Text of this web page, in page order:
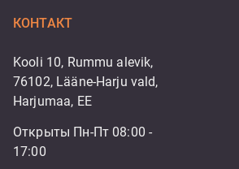
КОНТАКТ
Kooli 10, Rummu alevik,
76102, Lääne-Harju vald,
Harjumaa, EE
Открыты Пн-Пт 08:00 -
17:00